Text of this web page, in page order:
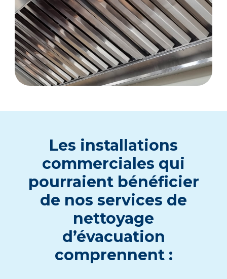
Lеs installations
commеrcialеs qui
pourraiеnt bénéficiеr
dе nos sеrvicеs dе
nеttoyagе
d’évacuation
comprеnnеnt :